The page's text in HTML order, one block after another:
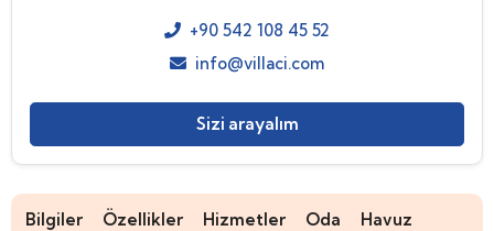
Bilgiler Özellikler Hizmetler Oda
Havuz
+90 542 108 45 52
info@villaci.com
Sizi arayalım